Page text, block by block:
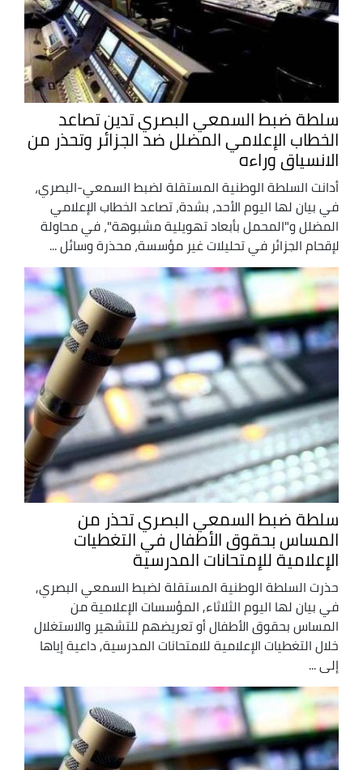
سلطة ضبط السمعي البصري تدين تصاعد
الخطاب الإعلامي المضلل ضد الجزائر وتحذر من
الانسياق وراءه
أدانت السلطة الوطنية المستقلة لضبط السمعي-البصري،
في بيان لها اليوم الأحد، بشدة، تصاعد الخطاب الإعلامي
المضلل و"المحمل بأبعاد تهويلية مشبوهة"، في محاولة
لإقحام الجزائر في تحليلات غير مؤسسة، محذرة وسائل ...
سلطة ضبط السمعي البصري تحذر من
المساس بحقوق الأطفال في التغطيات
الإعلامية للإمتحانات المدرسية
حذرت السلطة الوطنية المستقلة لضبط السمعي البصري,
في بيان لها اليوم الثلاثاء, المؤسسات الإعلامية من
المساس بحقوق الأطفال أو تعريضهم للتشهير والاستغلال
خلال التغطيات الإعلامية للامتحانات المدرسية, داعية إياها
إلى ...